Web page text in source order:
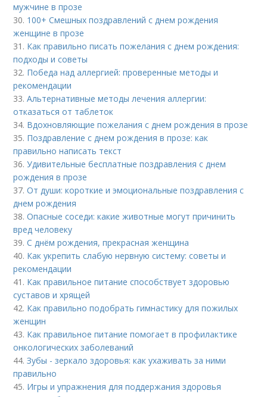
мужчине в прозе
30. 100+ Смешных поздравлений с днем рождения
женщине в прозе
31. Как правильно писать пожелания с днем рождения:
подходы и советы
32. Победа над аллергией: проверенные методы и
рекомендации
33.Альтернативные методы лечения аллергии:
отказаться от таблеток
34. Вдохновляющие пожелания с днем рождения в прозе
35. Поздравление с днем рождения в прозе: как
правильно написать текст
36.Удивительные бесплатные поздравления с днем
рождения в прозе
37.От души: короткие и эмоциональные поздравления с
днем рождения
38.Опасные соседи: какие животные могут причинить
вред человеку
39.С днём рождения, прекрасная женщина
40. Как укрепить слабую нервную систему: советы и
рекомендации
41. Как правильное питание способствует здоровью
суставов и хрящей
42. Как правильно подобрать гимнастику для пожилых
женщин
43. Как правильное питание помогает в профилактике
онкологических заболеваний
44.Зубы - зеркало здоровья: как ухаживать за ними
правильно
45. Игры и упражнения для поддержания здоровья